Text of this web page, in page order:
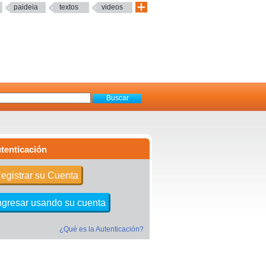
paideia textos videos
su Cuenta
usando su cuenta
¿Qué es la Autenticación?